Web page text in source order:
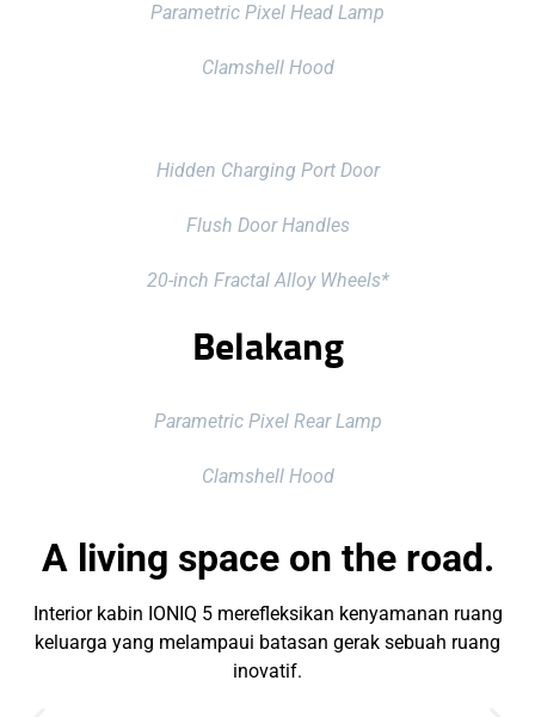
Parametric Pixel Head Lamp
Clamshell Hood
Hidden Charging Port Door
Flush Door Handles
20-inch Fractal Alloy Wheels*
Belakang
Parametric Pixel Rear Lamp
Clamshell Hood
A living space on the road.
Interior kabin IONIQ 5 merefleksikan kenyamanan ruang
keluarga yang melampaui batasan gerak sebuah ruang
inovatif.